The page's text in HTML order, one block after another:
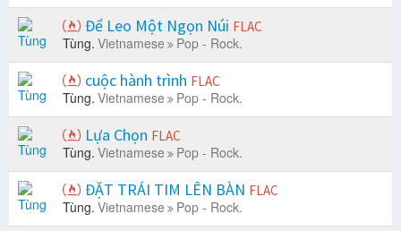
Để Leo Một Ngọn Núi FLAC
Tùng. Vietnamese Pop - Rock.
cuộc hành trình FLAC
Tùng. Vietnamese Pop - Rock.
Lựa Chọn FLAC
Tùng. Vietnamese Pop - Rock.
ĐẶT TRÁI TIM LÊN BÀN FLAC
Tùng. Vietnamese Pop - Rock.